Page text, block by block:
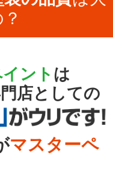
ント は
店としての
マスターペ